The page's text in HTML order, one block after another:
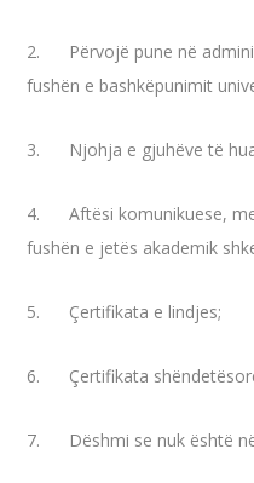
2. Përvojë pune në
fushën e bashkëpunimit
3. Njohja e gjuhëve të
4. Aftësi komunikuese,
fushën e jetës akademik
5. Çertifikata e lindjes;
6. Çertifikata
7. Dëshmi se nuk është